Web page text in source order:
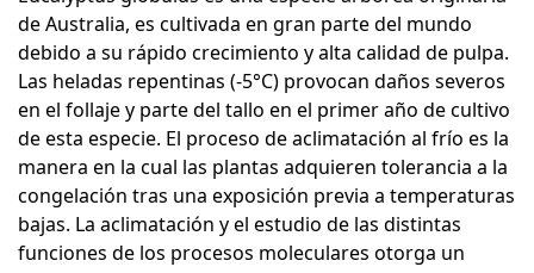
de Australia, es cultivada en gran parte del mundo
debido a su rápido crecimiento y alta calidad de pulpa.
Las heladas repentinas (-5°C) provocan daños severos
en el follaje y parte del tallo en el primer año de cultivo
de esta especie. El proceso de aclimatación al frío es la
manera en la cual las plantas adquieren tolerancia a la
congelación tras una exposición previa a temperaturas
bajas. La aclimatación y el estudio de las distintas
funciones de los procesos moleculares otorga un